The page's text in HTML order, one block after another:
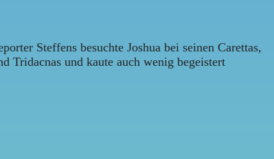
Steffens besuchte Joshua bei seinen Carettas,
Tridacnas und kaute auch wenig begeistert